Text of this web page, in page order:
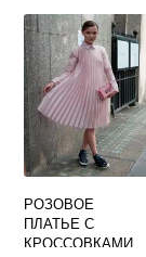
РОЗОВОЕ
ПЛАТЬЕ С
КРОССОВКАМИ